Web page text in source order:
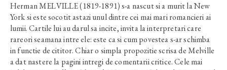
Herman MELVILLE (1819-1891) s-a nascut si a murit la New
York si este socotit astazi unul dintre cei mai mari romancieri ai
lumii. Cartile lui au darul sa incite, invita la interpretari care
rareori seamana intre ele: este ca si cum povestea s-ar schimba
in functie de cititor. Chiar o simpla propozitie scrisa de Melville
a dat nastere la pagini intregi de comentarii critice. Cele mai